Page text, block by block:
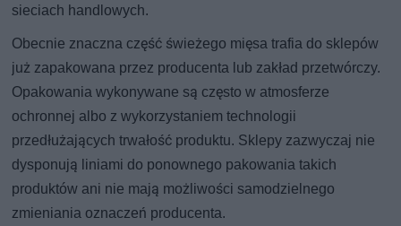
sieciach handlowych.
Obecnie znaczna część świeżego mięsa trafia do sklepów
już zapakowana przez producenta lub zakład przetwórczy.
Opakowania wykonywane są często w atmosferze
ochronnej albo z wykorzystaniem technologii
przedłużających trwałość produktu. Sklepy zazwyczaj nie
dysponują liniami do ponownego pakowania takich
produktów ani nie mają możliwości samodzielnego
zmieniania oznaczeń producenta.